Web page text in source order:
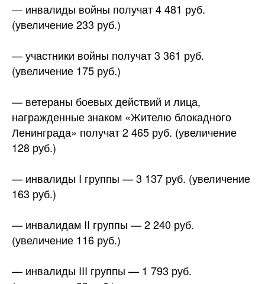
— инвалиды войны получат 4 481 руб.
(увеличение 233 руб.)
— участники войны получат 3 361 руб.
(увеличение 175 руб.)
— ветераны боевых действий и лица,
награжденные знаком «Жителю блокадного
Ленинграда» получат 2 465 руб. (увеличение
128 руб.)
— инвалиды I группы — 3 137 руб. (увеличение
163 руб.)
— инвалидам II группы — 2 240 руб.
(увеличение 116 руб.)
— инвалиды III группы — 1 793 руб.